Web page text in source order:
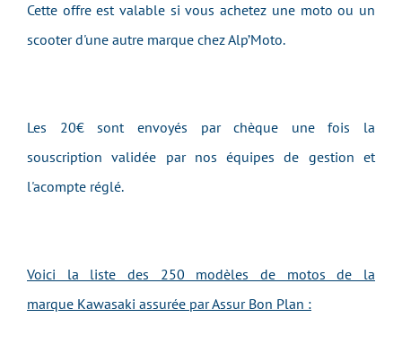
Cette offre est valable si vous achetez une moto ou un
scooter d'une autre marque chez Alp’Moto.
Les 20€ sont envoyés par chèque une fois la
souscription validée par nos équipes de gestion et
l'acompte réglé.
Voici la liste des 250 modèles de motos de la
marque Kawasaki assurée par Assur Bon Plan :